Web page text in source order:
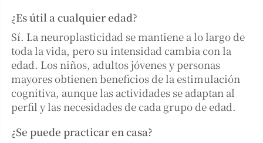
¿Es útil a cualquier edad?
Sí. La neuroplasticidad se mantiene a lo largo de
toda la vida, pero su intensidad cambia con la
edad. Los niños, adultos jóvenes y personas
mayores obtienen beneficios de la estimulación
cognitiva, aunque las actividades se adaptan al
perfil y las necesidades de cada grupo de edad.
¿Se puede practicar en casa?